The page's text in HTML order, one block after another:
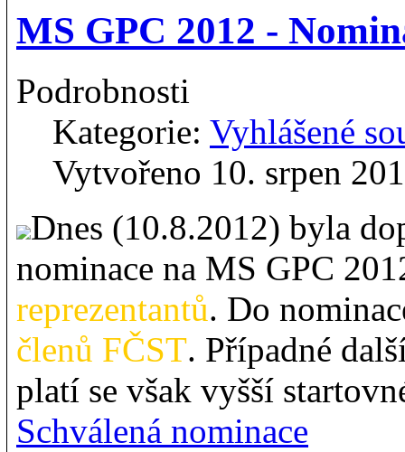
MS GPC 2012 -
Podrobnosti
Kategorie: Vyhlášené
Vytvořeno 10. srpen
Dnes (10.8.2012) byla
nominace na MS GPC
reprezentantů. Do
členů FČST. Případné
platí se však vyšší
Schválená nominace